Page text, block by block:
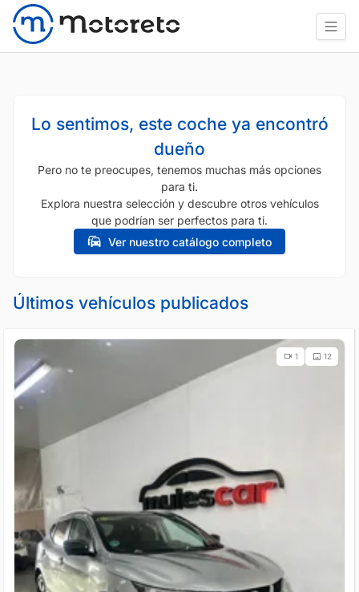
Lo sentimos, este coche ya encontró
dueño
Pero no te preocupes, tenemos muchas más opciones
para ti.
Explora nuestra selección y descubre otros vehículos
que podrían ser perfectos para ti.
Ver nuestro catálogo completo
Últimos vehículos publicados
12
1